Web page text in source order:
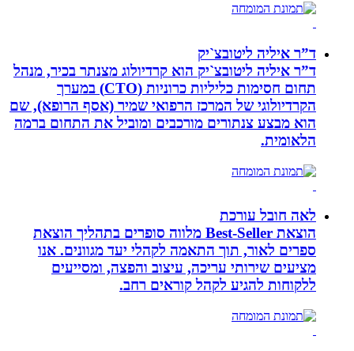
ד”ר איליה ליטובצ`יק
ד”ר איליה ליטובצ`יק הוא קרדיולוג מצנתר בכיר, מנהל
תחום חסימות כליליות כרוניות (CTO) במערך
הקרדיולוגי של המרכז הרפואי שמיר (אסף הרופא), שם
הוא מבצע צנתורים מורכבים ומוביל את התחום ברמה
הלאומית.
לאה חובל עורכת
הוצאת Best-Seller מלווה סופרים בתהליך הוצאת
ספרים לאור, תוך התאמה לקהלי יעד מגוונים. אנו
מציעים שירותי עריכה, עיצוב והפצה, ומסייעים
ללקוחות להגיע לקהל קוראים רחב.